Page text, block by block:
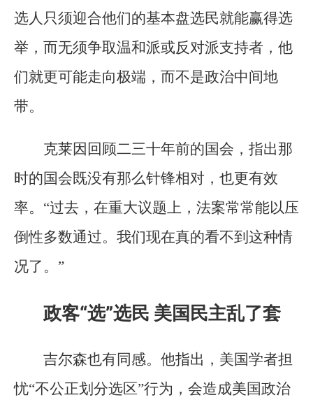
选人只须迎合他们的基本盘选民就能赢得选
举，而无须争取温和派或反对派支持者，他
们就更可能走向极端，而不是政治中间地
带。
克莱因回顾二三十年前的国会，指出那
时的国会既没有那么针锋相对，也更有效
率。“过去，在重大议题上，法案常常能以压
倒性多数通过。我们现在真的看不到这种情
况了。”
政客“选”选民 美国民主乱了套
吉尔森也有同感。他指出，美国学者担
忧“不公正划分选区”行为，会造成美国政治